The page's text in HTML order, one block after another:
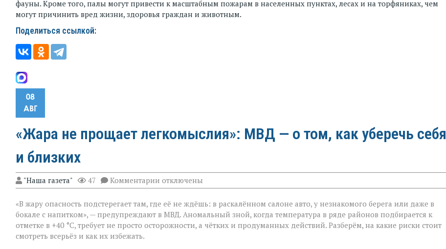
фауны. Кроме того, палы могут привести к масштабным пожарам в населенных пунктах, лесах и на торфяниках, чем
могут причинить вред жизни, здоровья граждан и животным.
Поделиться ссылкой:
08
АВГ
«Жара не прощает легкомыслия»: МВД — о том, как уберечь себя
и близких
"Наша газета" 47 Комментарии к
записи
не
прощает
легкомыслия»:
МВД — о
отключены
«В жару опасность подстерегает там, где её не ждёшь: в раскалённом салоне авто, у незнакомого берега или даже в
бокале с напитком», — предупреждают в МВД. Аномальный зной, когда температура в ряде районов подбирается к
отметке в +40 °C, требует не просто осторожности, а чётких и продуманных действий. Разберём, на какие риски стоит
смотреть всерьёз и как их избежать.